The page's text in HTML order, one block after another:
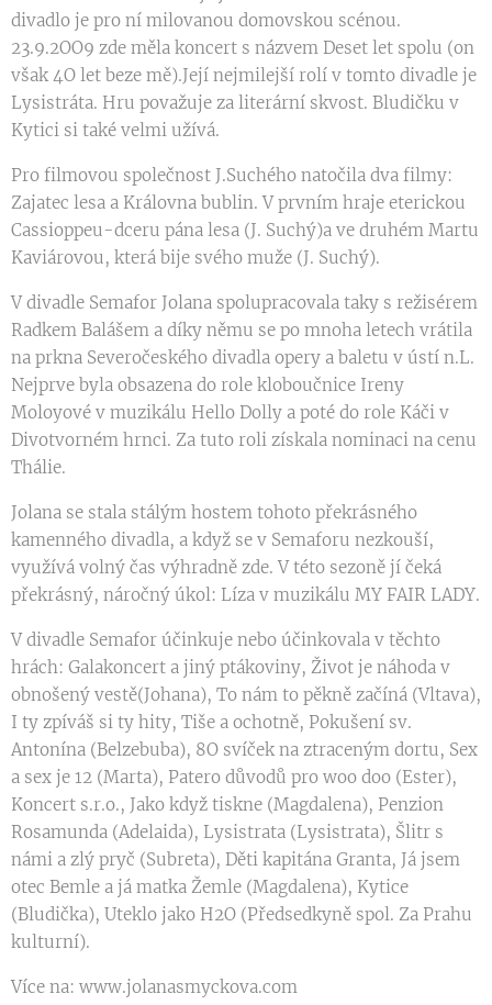
divadlo je pro ní milovanou domovskou scénou.
23.9.2OO9 zde měla koncert s názvem Deset let spolu (on
však 4O let beze mě).Její nejmilejší rolí v tomto divadle je
Lysistráta. Hru považuje za literární skvost. Bludičku v
Kytici si také velmi užívá.
Pro filmovou společnost J.Suchého natočila dva filmy:
Zajatec lesa a Královna bublin. V prvním hraje eterickou
Cassioppeu-dceru pána lesa (J. Suchý)a ve druhém Martu
Kaviárovou, která bije svého muže (J. Suchý).
V divadle Semafor Jolana spolupracovala taky s režisérem
Radkem Balášem a díky němu se po mnoha letech vrátila
na prkna Severočeského divadla opery a baletu v ústí n.L.
Nejprve byla obsazena do role kloboučnice Ireny
Moloyové v muzikálu Hello Dolly a poté do role Káči v
Divotvorném hrnci. Za tuto roli získala nominaci na cenu
Thálie.
Jolana se stala stálým hostem tohoto překrásného
kamenného divadla, a když se v Semaforu nezkouší,
využívá volný čas výhradně zde. V této sezoně jí čeká
překrásný, náročný úkol: Líza v muzikálu MY FAIR LADY.
V divadle Semafor účinkuje nebo účinkovala v těchto
hrách: Galakoncert a jiný ptákoviny, Život je náhoda v
obnošený vestě(Johana), To nám to pěkně začíná (Vltava),
I ty zpíváš si ty hity, Tiše a ochotně, Pokušení sv.
Antonína (Belzebuba), 8O svíček na ztraceným dortu, Sex
a sex je 12 (Marta), Patero důvodů pro woo doo (Ester),
Koncert s.r.o., Jako když tiskne (Magdalena), Penzion
Rosamunda (Adelaida), Lysistrata (Lysistrata), Šlitr s
námi a zlý pryč (Subreta), Děti kapitána Granta, Já jsem
otec Bemle a já matka Žemle (Magdalena), Kytice
(Bludička), Uteklo jako H2O (Předsedkyně spol. Za Prahu
kulturní).
Více na: www.jolanasmyckova.com